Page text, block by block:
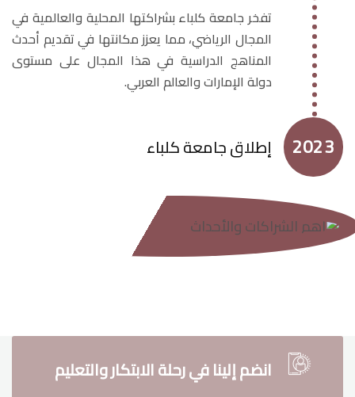
تفخر جامعة كلباء بشراكتها المحلية والعالمية في
المجال الرياضي، مما يعزز مكانتها في تقديم أحدث
المناهج الدراسية في هذا المجال على مستوى
دولة الإمارات والعالم العربي.
2023 إطلاق جامعة كلباء
انضم إلينا في رحلة الابتكار والتعليم